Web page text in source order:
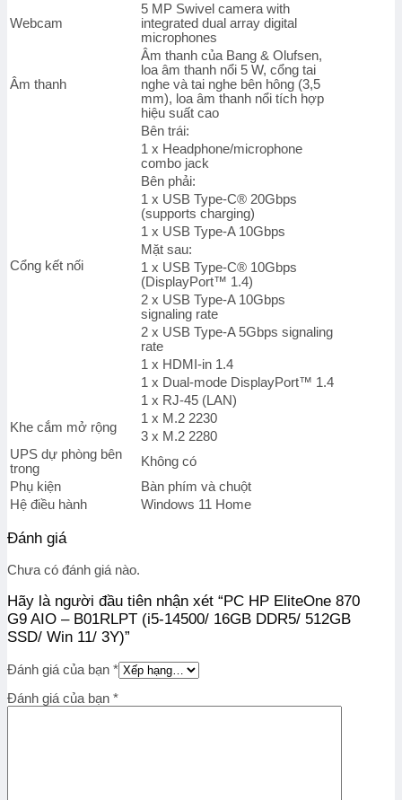
Webcam
5 MP Swivel camera with
integrated dual array digital
microphones
Âm thanh
Âm thanh của Bang & Olufsen,
loa âm thanh nổi 5 W, cổng tai
nghe và tai nghe bên hông (3,5
mm), loa âm thanh nổi tích hợp
hiệu suất cao
Cổng kết nối
Bên trái:
1 x Headphone/microphone
combo jack
Bên phải:
1 x USB Type-C® 20Gbps
(supports charging)
1 x USB Type-A 10Gbps
Mặt sau:
1 x USB Type-C® 10Gbps
(DisplayPort™ 1.4)
2 x USB Type-A 10Gbps
signaling rate
2 x USB Type-A 5Gbps signaling
rate
1 x HDMI-in 1.4
1 x Dual-mode DisplayPort™ 1.4
1 x RJ-45 (LAN)
Khe cắm mở rộng
1 x M.2 2230
3 x M.2 2280
UPS dự phòng bên
trong
Không có
Phụ kiện
Bàn phím và chuột
Hệ điều hành
Windows 11 Home
Đánh giá
Chưa có đánh giá nào.
Hãy là người đầu tiên nhận xét “PC HP EliteOne 870
G9 AIO – B01RLPT (i5-14500/ 16GB DDR5/ 512GB
SSD/ Win 11/ 3Y)”
Đánh giá của bạn *
Đánh giá của bạn *